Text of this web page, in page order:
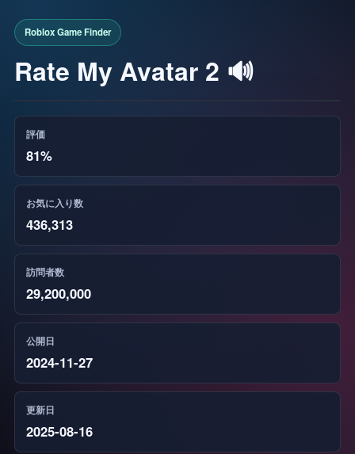
Rate My Avatar 2 🔊
評価
81%
お気に入り数
436,313
訪問者数
29,200,000
公開日
2024-11-27
更新日
2025-08-16